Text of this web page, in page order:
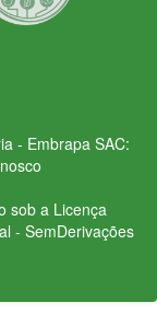
- Embrapa SAC:
sob a Licença
- SemDerivações